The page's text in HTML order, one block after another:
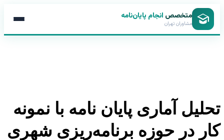
متخصصانجام پایان‌نامه
مشاوران تهران
آماری پایان نامه با نمونه
در حوزه برنامه‌ریزی شهری